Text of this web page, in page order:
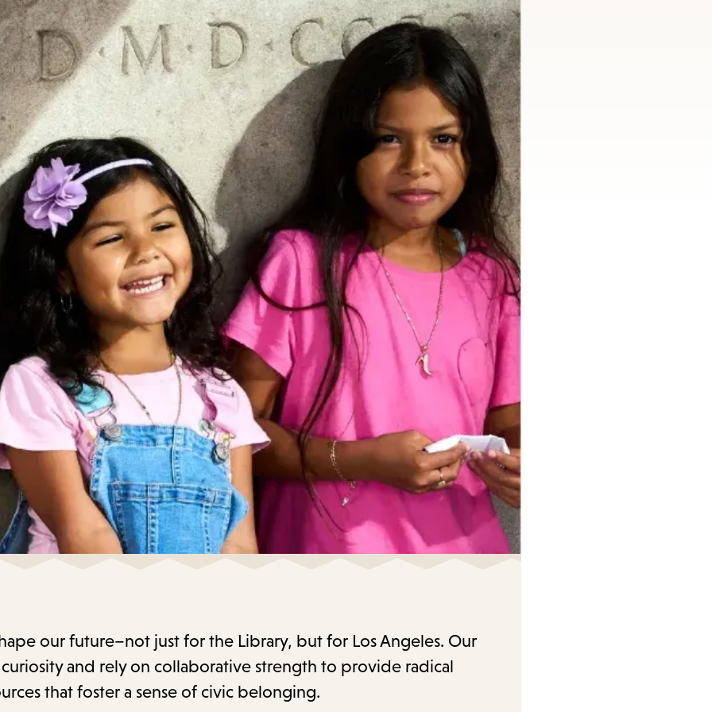
our future–not just for the Library, but for Los Angeles. Our
and rely on collaborative strength to provide radical
that foster a sense of civic belonging.